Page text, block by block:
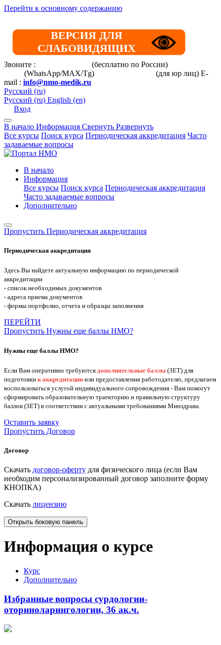
Перейти к основному содержанию
ВЕРСИЯ ДЛЯ
СЛАБОВИДЯЩИХ
Звоните : (бесплатно по России)
(WhatsApp/MAX/Tg) (для юр лиц) E-
mail : info@nmo-medik.ru
Русский ‎(ru)‎
Русский ‎(ru)‎ English ‎(en)‎
Вход
В начало Информация Свернуть Развернуть
Все курсы Поиск курса Периодическая аккредитация Часто
задаваемые вопросы
В начало
Информация
Все курсы Поиск курса Периодическая аккредитация
Часто задаваемые вопросы
Дополнительно
Пропустить Периодическая аккредитация
Периодическая аккредитация
Здесь Вы найдете актуальную информацию по периодической
аккредитации
- список необходимых документов
- адреса приема документов
- формы портфолио, отчета и образцы заполнения
ПЕРЕЙТИ
Пропустить Нужны еще баллы НМО?
Нужны еще баллы НМО?
Если Вам оперативно требуются дополнительные баллы (ЗЕТ) для
подготовки к аккредитации или предоставления работодателю, предлагаем
воспользоваться услугой индивидуального сопровождения - Вам помогут
сформировать образовательную траекторию и правильную структуру
баллов (ЗЕТ) в соответствии с актуальными требованиями Минздрава.
Оставить заявку
Пропустить Договор
Договор
Скачать договор-оферту для физического лица (если Вам
необходим персонализированный договор заполните форму
КНОПКА)
Скачать лицензию
Открыть боковую панель
Информация о курсе
Курс
Дополнительно
Избранные вопросы сурдологии-
оториноларингологии, 36 ак.ч.